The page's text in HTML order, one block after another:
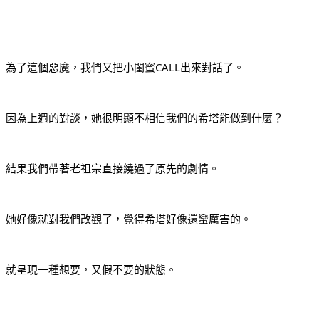
為了這個惡魔，我們又把小閨蜜CALL出來對話了。
因為上週的對談，她很明顯不相信我們的希塔能做到什麼？
結果我們帶著老祖宗直接繞過了原先的劇情。
她好像就對我們改觀了，覺得希塔好像還蠻厲害的。
就呈現一種想要，又假不要的狀態。